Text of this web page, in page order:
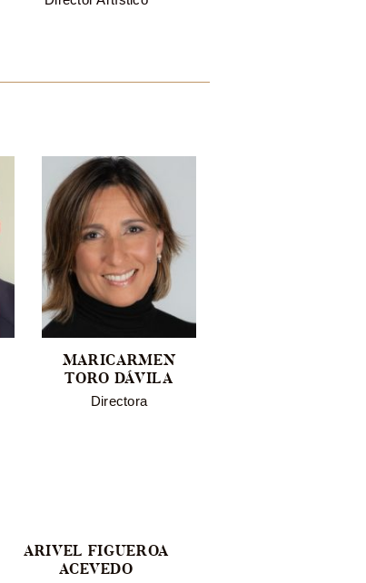
MARICARMEN
TORO DÁVILA
Directora
ARIVEL FIGUEROA
ACEVEDO